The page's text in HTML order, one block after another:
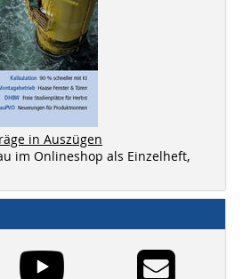
in Auszügen
im Onlineshop als Einzelheft,